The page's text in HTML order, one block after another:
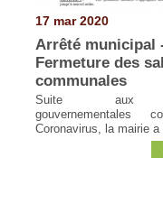
17 mar 2020
Arrêté municipal
Fermeture des
communales
Suite aux
gouvernementales
Coronavirus, la mairie a